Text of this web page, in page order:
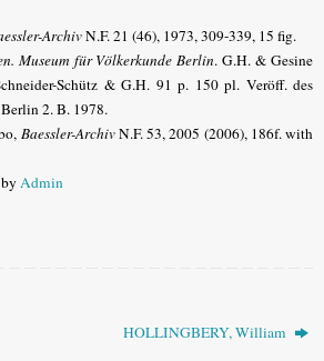
ArchivN.F. 21 (46), 1973, 309-339, 15 fig.
Museum für Völkerkunde Berlin. G.H. & Gesine
Schütz & G.H. 91 p. 150 pl. Veröff. des
2. B. 1978.
Baessler-ArchivN.F. 53, 2005 (2006), 186f. with
Admin
HOLLINGBERY, William